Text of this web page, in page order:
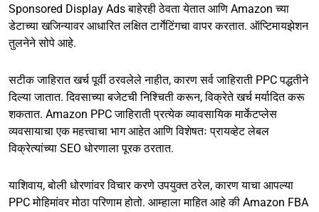
Sponsored Display Ads बाहेरही ठेवता येतात आणि Amazon च्या
डेटाच्या खजिन्यावर आधारित लक्षित टार्गेटिंगचा वापर करतात. ऑप्टिमायझेशन
तुलनेने सोपे आहे.
सटीक जाहिरात खर्च पूर्वी ठरवलेले नाहीत, कारण सर्व जाहिराती PPC पद्धतीने
दिल्या जातात. दिवसाच्या बजेटची निश्चिती करून, विक्रेते खर्च मर्यादित करू
शकतात. Amazon PPC जाहिराती प्रत्येक व्यावसायिक मार्केटप्लेस
व्यवसायाचा एक महत्त्वाचा भाग आहेत आणि विशेषतः प्रायव्हेट लेबल
विक्रेत्यांच्या SEO धोरणाला पूरक ठरतात.
याशिवाय, बोली धोरणांवर विचार करणे उपयुक्त ठरेल, कारण याचा आपल्या
PPC मोहिमांवर मोठा परिणाम होतो. आम्हाला माहित आहे की Amazon FBA